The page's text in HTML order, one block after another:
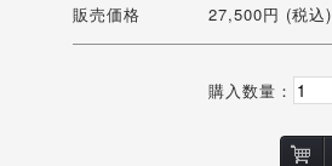
販売価格 27,500円 (税込)
購入数量：